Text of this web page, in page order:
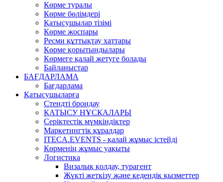
Көрме туралы
Көрме бөлімдері
Қатысушылар тізімі
Көрме жоспары
Ресми құттықтау хаттары
Көрме қорытындылары
Көрмеге қалай жетуге болады
Байланыстар
БАҒДАРЛАМА
Бағдарлама
Қатысушыларға
Стендті брондау
ҚАТЫСУ НҰСҚАЛАРЫ
Серіктестік мүмкіндіктер
Маркетингтік құралдар
ITECA.EVENTS - қалай жұмыс істейді
Көрменің жұмыс уақыты
Логистика
Визалық қолдау, турагент
Жүкті жеткізу және кедендік қызметтер